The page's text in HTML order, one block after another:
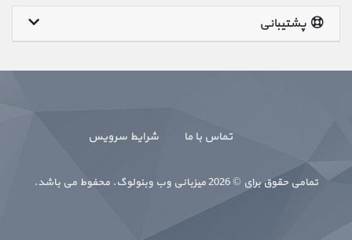
پشتیبانی
تماس با ما شرایط سرویس
تمامی حقوق برای © 2026 میزبانی وب وبنولوگ. محفوط می باشد.